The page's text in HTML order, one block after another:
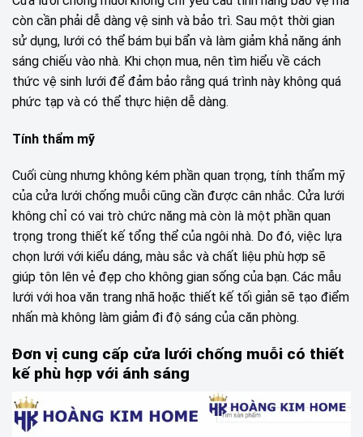
còn cần phải dễ dàng vệ sinh và bảo trì. Sau một thời gian
sử dụng, lưới có thể bám bụi bẩn và làm giảm khả năng ánh
sáng chiếu vào nhà. Khi chọn mua, nên tìm hiểu về cách
thức vệ sinh lưới để đảm bảo rằng quá trình này không quá
phức tạp và có thể thực hiện dễ dàng.
Tính thẩm mỹ
Cuối cùng nhưng không kém phần quan trọng, tính thẩm mỹ
của cửa lưới chống muỗi cũng cần được cân nhắc. Cửa lưới
không chỉ có vai trò chức năng mà còn là một phần quan
trọng trong thiết kế tổng thể của ngôi nhà. Do đó, việc lựa
chọn lưới với kiểu dáng, màu sắc và chất liệu phù hợp sẽ
giúp tôn lên vẻ đẹp cho không gian sống của bạn. Các mẫu
lưới với hoa văn trang nhã hoặc thiết kế tối giản sẽ tạo điểm
nhấn mà không làm giảm đi độ sáng của căn phòng.
Đơn vị cung cấp cửa lưới chống muỗi có thiết
kế phù hợp với ánh sáng